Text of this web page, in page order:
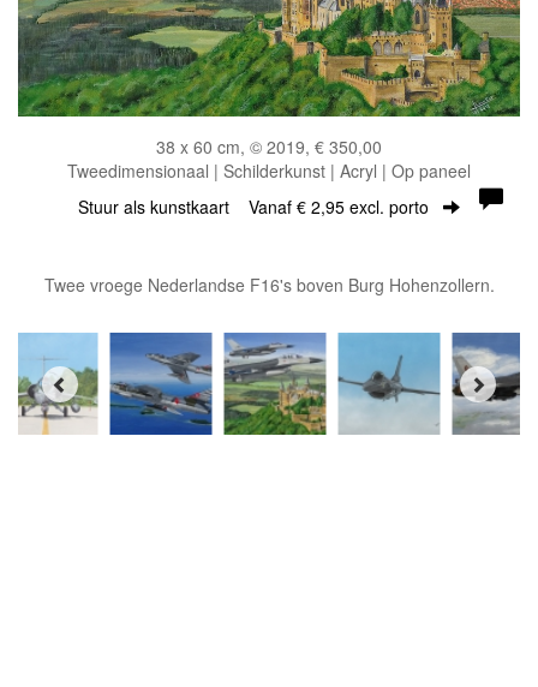
38 x 60 cm, © 2019, € 350,00
Tweedimensionaal | Schilderkunst | Acryl | Op paneel
Stuur als kunstkaart Vanaf € 2,95 excl. porto
Twee vroege Nederlandse F16's boven Burg Hohenzollern.